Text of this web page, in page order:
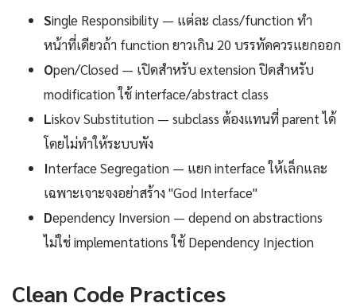
Single Responsibility — แต่ละ class/function ทำ
หน้าที่เดียวถ้า function ยาวเกิน 20 บรรทัดควรแยกออก
Open/Closed — เปิดสำหรับ extension ปิดสำหรับ
modification ใช้ interface/abstract class
Liskov Substitution — subclass ต้องแทนที่ parent ได้
โดยไม่ทำให้ระบบพัง
Interface Segregation — แยก interface ให้เล็กและ
เฉพาะเจาะจงอย่าสร้าง "God Interface"
Dependency Inversion — depend on abstractions
ไม่ใช่ implementations ใช้ Dependency Injection
Clean Code Practices